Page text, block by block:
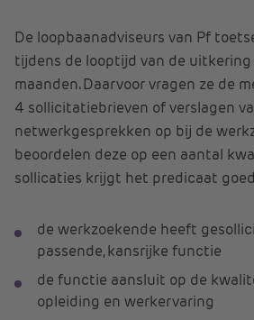
De loopbaanadviseurs van Pf
tijdens de looptijd van de uitkering
maanden. Daarvoor vragen ze de
4 sollicitatiebrieven of verslagen
netwerkgesprekken op bij de
beoordelen deze op een aantal
sollicaties krijgt het predicaat
de werkzoekende heeft
passende, kansrijke functie
de functie aansluit op de
opleiding en werkervaring